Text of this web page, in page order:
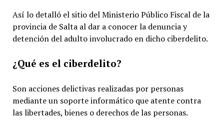
Así lo detalló el sitio del Ministerio Público Fiscal de la
provincia de Salta al dar a conocer la denuncia y
detención del adulto involucrado en dicho ciberdelito.
¿Qué es el ciberdelito?
Son acciones delictivas realizadas por personas
mediante un soporte informático que atente contra
las libertades, bienes o derechos de las personas.